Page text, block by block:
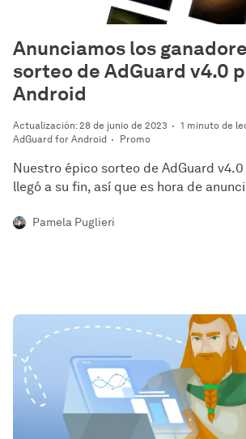
Actualización: 28 de junio de 2023
1 minuto de
AdGuard for Android
Promo
Anunciamos los
sorteo de AdGuard v4.0
Android
Nuestro épico sorteo de AdGuard
llegó a su fin, así que es hora de
Pamela Puglieri